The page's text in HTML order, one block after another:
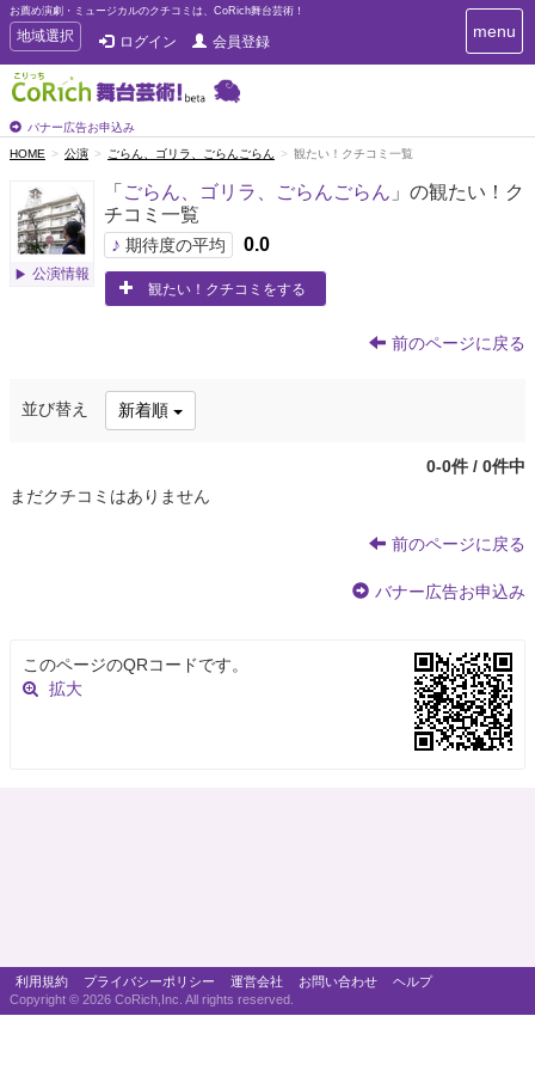
お薦め演劇・ミュージカルのクチコミは、CoRich舞台芸術！
T
o
g
g
e
n
i
g
a
t
地域選択 ログイン 会員登録
バナー広告お申込み
T
o
a
i
menu
HOME 公演 ごらん、ゴリラ、ごらんごらん 観たい！クチコミ一覧
公演情報
「 ごらん、ゴリラ、ごらんごらん 」の観たい！ク
チコミ一覧
♪ 期待度の平均 0.0
観たい！クチコミをする
前のページに戻る
並び替え 新着順
0-0件 / 0件中
まだクチコミはありません
前のページに戻る
バナー広告お申込み
このページのQRコードです。
拡大
利用規約 プライバシーポリシー 運営会社 お問い合わせ
ヘルプ
Copyright © 2026 CoRich,Inc. All rights reserved.